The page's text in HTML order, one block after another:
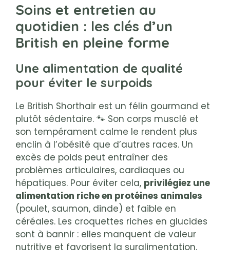
Soins et entretien au
quotidien : les clés d’un
British en pleine forme
Une alimentation de qualité
pour éviter le surpoids
Le British Shorthair est un félin gourmand et
plutôt sédentaire. 🐾 Son corps musclé et
son tempérament calme le rendent plus
enclin à l’obésité que d’autres races. Un
excès de poids peut entraîner des
problèmes articulaires, cardiaques ou
hépatiques. Pour éviter cela, privilégiez une
alimentation riche en protéines animales
(poulet, saumon, dinde) et faible en
céréales. Les croquettes riches en glucides
sont à bannir : elles manquent de valeur
nutritive et favorisent la suralimentation.